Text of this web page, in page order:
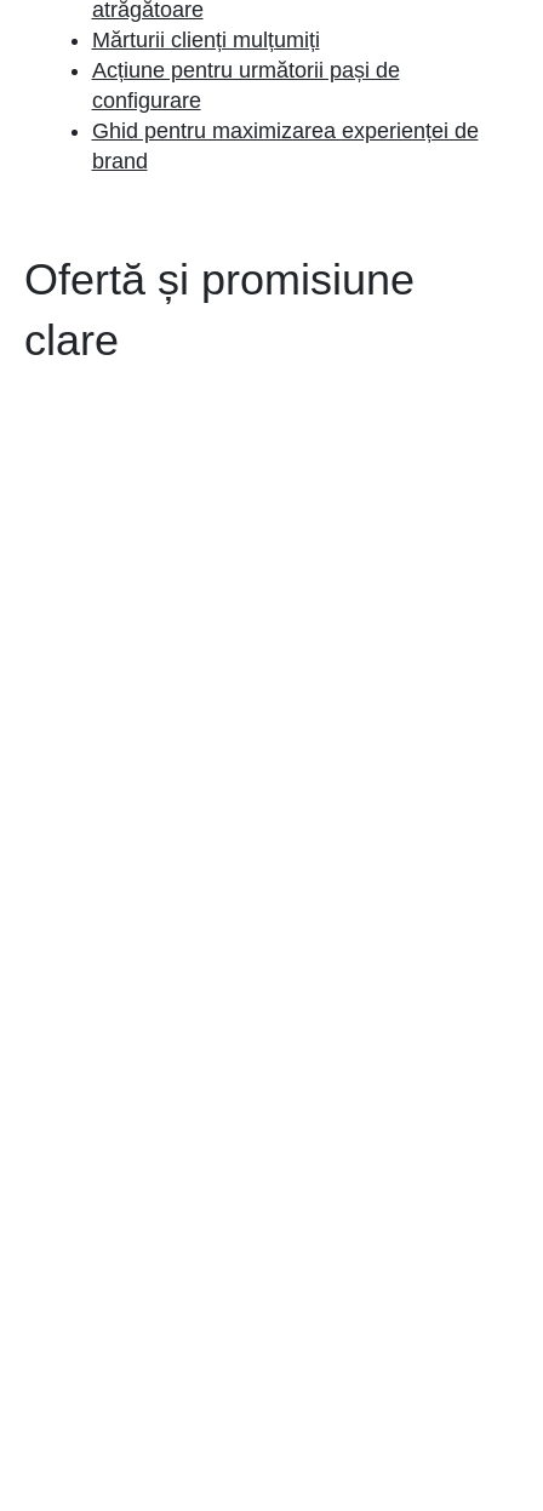
atrăgătoare
Mărturii clienți mulțumiți
Acțiune pentru următorii pași de
configurare
Ghid pentru maximizarea experienței de
brand
Ofertă și promisiune
clare